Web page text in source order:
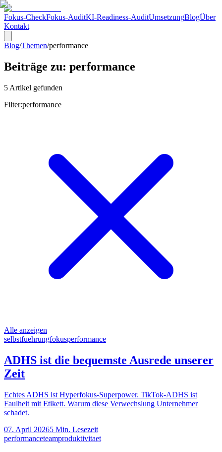
Fokus-CheckFokus-AuditKI-Readiness-AuditUmsetzungBlogÜber
Kontakt
Blog/Themen/performance
Beiträge zu: performance
5 Artikel gefunden
Filter:performance
Alle anzeigen
selbstfuehrungfokusperformance
ADHS ist die bequemste Ausrede unserer
Zeit
Echtes ADHS ist Hyperfokus-Superpower. TikTok-ADHS ist
Faulheit mit Etikett. Warum diese Verwechslung Unternehmer
schadet.
07. April 20265 Min. Lesezeit
performanceteamproduktivitaet